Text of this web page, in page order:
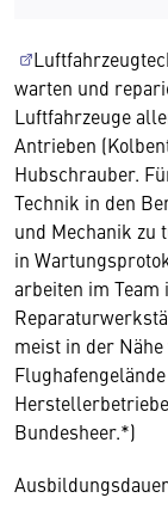
warten und
Luftfahrzeuge
Antrieben
Hubschrauber.
Technik in den
und Mechanik zu
in
arbeiten im
meist in der
Bundesheer.*)